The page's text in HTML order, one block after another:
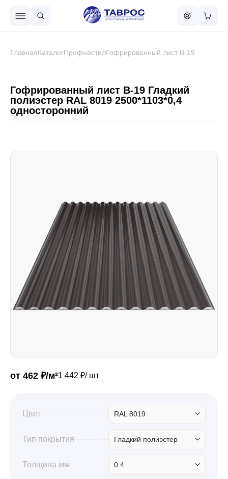
Металлочерепица
Сваи винтовые
Забор
Кровля
Профили для гипсокартона
ГлавнаяКаталогПрофнастилГофрированный лист В-19
Гофрированный лист В-19 Гладкий
полиэстер RAL 8019 2500*1103*0,4
односторонний
от 462 ₽/м²1 442 ₽/ шт
Цвет RAL 8019
Тип покрытия Гладкий полиэстер
Толщина мм 0.4